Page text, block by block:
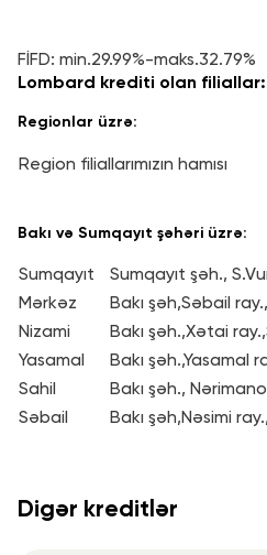
FİFD: min.29.99%-maks.32.79%
Lombard krediti olan filiallar:
Regionlar üzrə:
Region filiallarımızın hamısı
Bakı və Sumqayıt şəhəri üzrə:
Sumqayıt
Sumqayıt şəh.,
Mərkəz
Bakı şəh,Səbail
Nizami
Bakı şəh.,Xətai
Yasamal
Bakı şəh.,Yasamal
Sahil
Bakı şəh.,
Səbail
Bakı şəh,Nəsimi
Digər kreditlər